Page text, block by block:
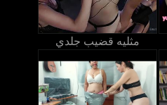
مثليه قضيب جلدي